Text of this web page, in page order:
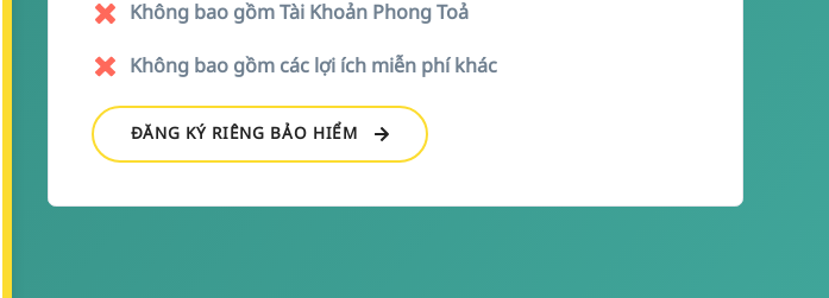
Không bao gồm Tài Khoản Phong Toả
Không bao gồm các lợi ích miễn phí khác
ĐĂNG KÝ RIÊNG BẢO HIỂM